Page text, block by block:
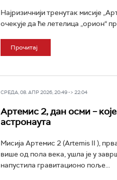
Најризичнији тренутак мисије
очекује да ће летелица „орион“
Прочитај
СРЕДА, 08. АПР 2026, 20:49 -> 22:04
Артемис 2, дан осми –
астронаута
Мисија Артемис 2 (Artemis II ),
више од пола века, ушла је у
напустила гравитационо поље...